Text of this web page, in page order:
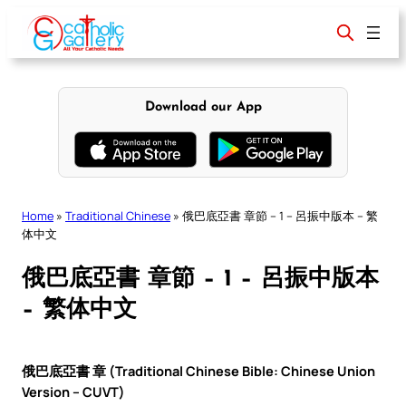
content
Download our App
Home » Traditional Chinese » 俄巴底亞書 章節 – 1 – 呂振中版本 – 繁
体中文
俄巴底亞書 章節 – 1 – 呂振中版本
– 繁体中文
俄巴底亞書 章 (Traditional Chinese Bible: Chinese Union
Version – CUVT)